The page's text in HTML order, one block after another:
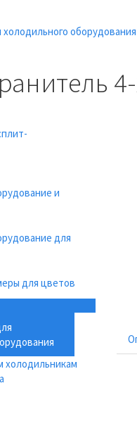
холодильного оборудования
и
для
для цветов
холодильникам